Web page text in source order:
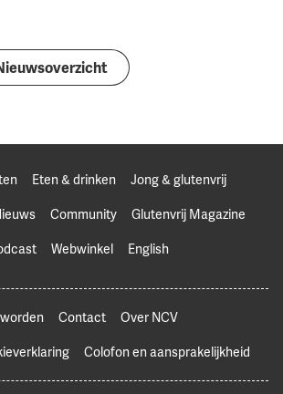
Eten & drinken
Jong & glutenvrij
Community
Glutenvrij Magazine
Webwinkel English
Contact
Over NCV
Colofon en aansprakelijkheid